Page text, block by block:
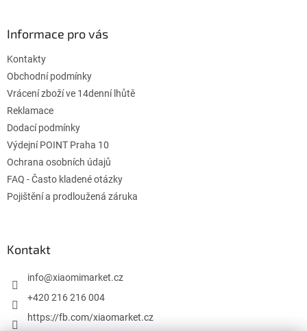
Informace pro vás
Kontakty
Obchodní podmínky
Vrácení zboží ve 14denní lhůtě
Reklamace
Dodací podmínky
Výdejní POINT Praha 10
Ochrana osobních údajů
FAQ - Často kladené otázky
Pojištění a prodloužená záruka
Kontakt
info@xiaomimarket.cz
+420 216 216 004
https://fb.com/xiaomarket.cz